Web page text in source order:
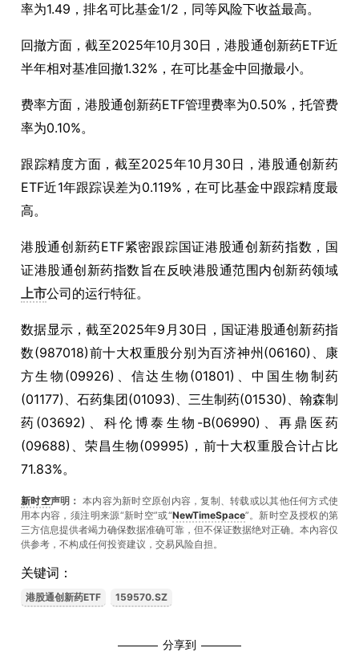
率为1.49 ，排名可比基金1/2 ，同等风险下收益最高。
回撤方面，截至2025年10月 30日，港股通创新药ETF近
半年相对基准回撤1.32% ，在可比基金中回撤最小。
费率方面，港股通创新药ETF管理费率为0.50% ，托管费
率为0.10%。
跟踪精度方面，截至2025年10 月 30 日，港股通创新药
ETF近1年跟踪误差为0.119% ，在可比基金中跟踪精度最
高。
港股通创新药ETF紧密跟踪国证港股通创新药指数，国
证港股通创新药指数旨在反映港股通范围内创新药领域
上市公司的运行特征。
数据显示，截至2025年9 月 30日，国证港股通创新药指
数(987018)前十大权重股分别为百济神州 (06160) 、康
方生物 (09926) 、信达生物 (01801) 、中国生物制药
(01177) 、石药集团(01093) 、三生制药(01530) 、翰森制
药 (03692) 、科伦博泰生物 -B(06990) 、再鼎医药
(09688) 、荣昌生物(09995) ，前十大权重股合计占比
71.83%。
新时空声明： 本内容为新时空原创内容，复制、转载或以其他任何方式使
用本内容，须注明来源“新时空”或“NewTimeSpace”。新时空及授权的第
三方信息提供者竭力确保数据准确可靠，但不保证数据绝对正确。本內容仅
供参考，不构成任何投资建议，交易风险自担。
关键词：
港股通创新药ETF 159570.SZ
分享到